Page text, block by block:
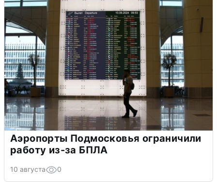
Аэропорты Подмосковья ограничили
работу из-за БПЛА
10 августа 0